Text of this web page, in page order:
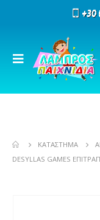
ΚΑΤΆΣΤΗΜΑ
DESYLLAS GAMES